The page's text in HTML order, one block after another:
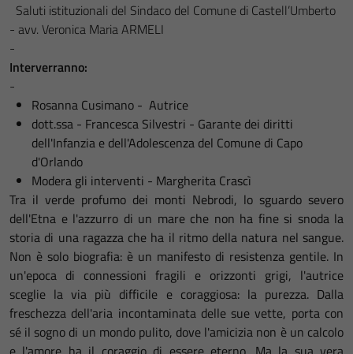
Saluti istituzionali del Sindaco del Comune di Castell’Umberto
- avv. Veronica Maria ARMELI
-
Interverranno:
-
Rosanna Cusimano - Autrice
dott.ssa - Francesca Silvestri - Garante dei diritti
dell'Infanzia e dell'Adolescenza del Comune di Capo
d'Orlando
Modera gli interventi - Margherita Crascì
Tra il verde profumo dei monti Nebrodi, lo sguardo severo
dell'Etna e l'azzurro di un mare che non ha fine si snoda la
storia di una ragazza che ha il ritmo della natura nel sangue.
Non è solo biografia: è un manifesto di resistenza gentile. In
un'epoca di connessioni fragili e orizzonti grigi, l'autrice
sceglie la via più difficile e coraggiosa: la purezza. Dalla
freschezza dell'aria incontaminata delle sue vette, porta con
sé il sogno di un mondo pulito, dove l'amicizia non è un calcolo